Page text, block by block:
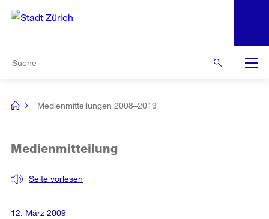
Navigation
[no
Medienmitteilungen 2008–2019
Seite vorlesen
Medienmitteilung
12. März 2009